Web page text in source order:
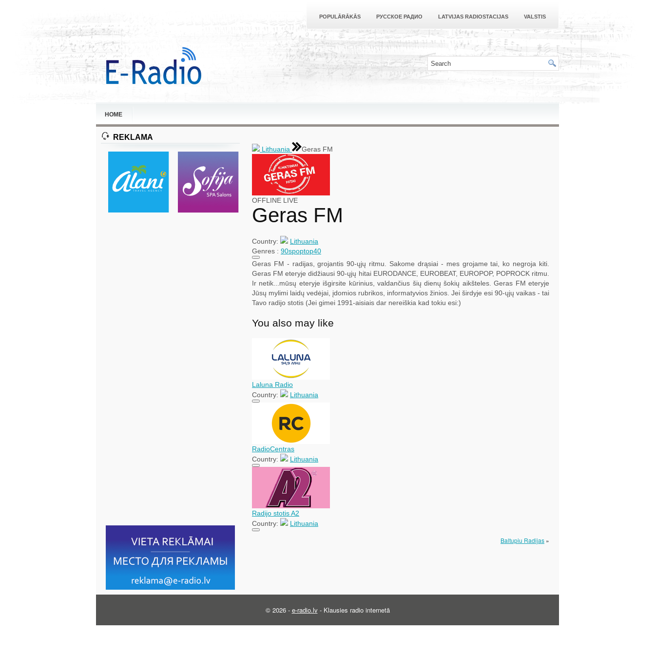
POPULĀRĀKĀS РУССКОЕ РАДИО LATVIJAS RADIOSTACIJAS VALSTIS
HOME
REKLAMA
Lithuania Geras FM
OFFLINE LIVE
Geras FM
Country:
Lithuania
Genres : 90spoptop40
Geras FM - radijas, grojantis 90-ųjų ritmu. Sakome drąsiai - mes grojame tai, ko negroja kiti.
Geras FM eteryje didžiausi 90-ųjų hitai EURODANCE, EUROBEAT, EUROPOP, POPROCK ritmu.
Ir netik...mūsų eteryje išgirsite kūrinius, valdančius šių dienų šokių aikšteles. Geras FM eteryje
Jūsų mylimi laidų vedėjai, įdomios rubrikos, informatyvios žinios. Jei širdyje esi 90-ųjų vaikas - tai
Tavo radijo stotis (Jei gimei 1991-aisiais dar nereiškia kad tokiu esi:)
You also may like
Laluna Radio
Country:
Lithuania
RadioCentras
Country:
Lithuania
Radijo stotis A2
Country:
Lithuania
Baltupiu Radijas »
© 2026 - e-radio.lv - Klausies radio internetā